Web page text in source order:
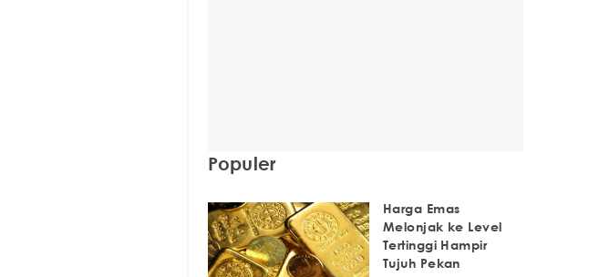
Populer
Harga Emas
Melonjak ke Level
Tertinggi Hampir
Tujuh Pekan